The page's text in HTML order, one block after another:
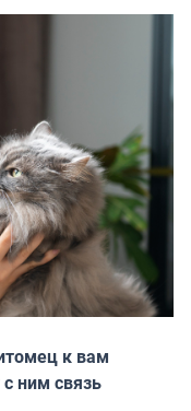
к вам
ним связь